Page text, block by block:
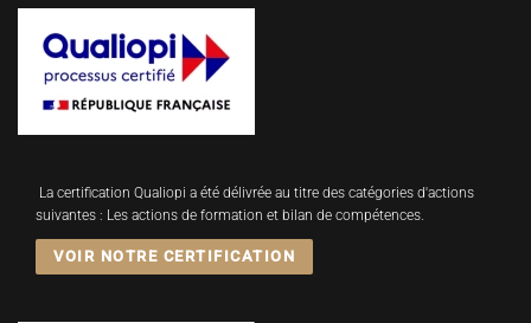
La certification Qualiopi a été délivrée au titre des catégories d'actions
suivantes : Les actions de formation et bilan de compétences.
VOIR NOTRE CERTIFICATION